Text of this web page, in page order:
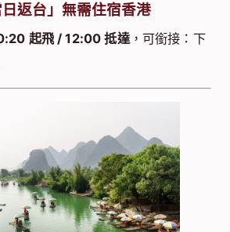
返台」無需住宿香港
起飛 / 12:00 抵達，可銜接：下